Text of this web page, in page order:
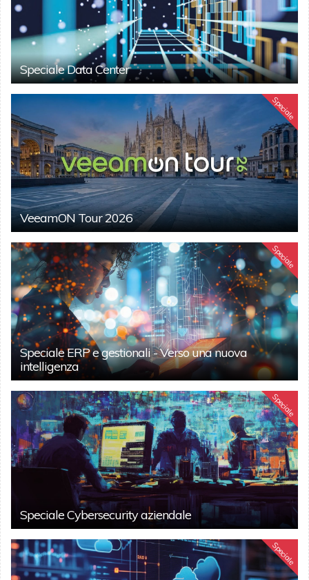
Speciale Data Center
Speciale
VeeamON Tour 2026
Speciale
Speciale ERP e gestionali - Verso una nuova
intelligenza
Speciale
Speciale Cybersecurity aziendale
Speciale